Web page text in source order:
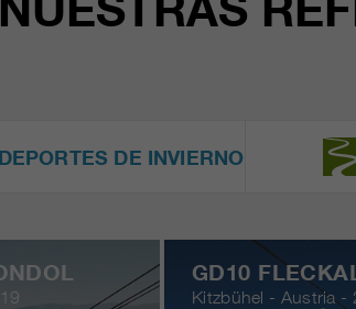
DEPORTES DE INVIERNO
GD10
Kitzbühel - Austria -